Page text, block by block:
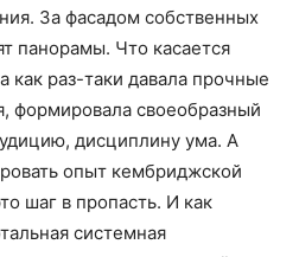
За фасадом собственных
панорамы. Что касается
как раз-таки давала прочные
формировала своеобразный
дисциплину ума. А
опыт кембриджской
шаг в пропасть. И как
системная